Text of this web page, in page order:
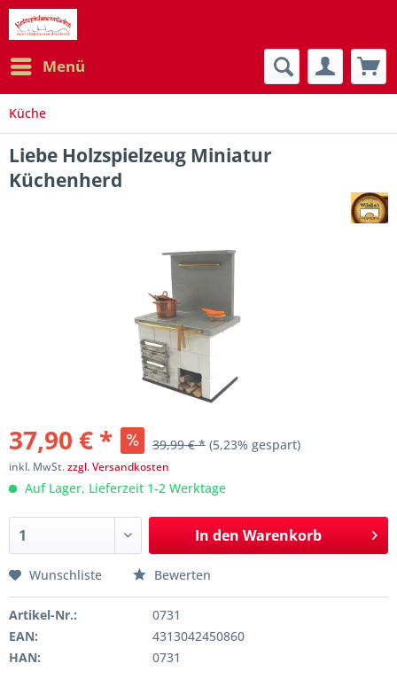
Menü
Küche
Liebe Holzspielzeug Miniatur
Küchenherd
37,90 € * 39,99 € * (5,23% gespart)
inkl. MwSt.zzgl. Versandkosten
Auf Lager, Lieferzeit 1-2 Werktage
In den Warenkorb
Wunschliste Bewerten
Artikel-Nr.:
0731
EAN:
4313042450860
HAN:
0731